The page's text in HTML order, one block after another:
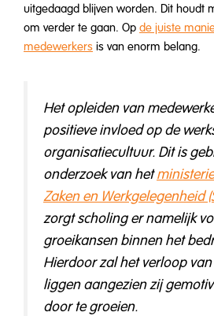
uitgedaagd blijven worden. Dit houdt
om verder te gaan. Op de juiste
medewerkers is van enorm belang.
Het opleiden van
positieve invloed op de
organisatiecultuur. Dit is
onderzoek van het
Zaken en Werkgelegenheid
zorgt scholing er namelijk
groeikansen binnen het
Hierdoor zal het verloop
liggen aangezien zij
door te groeien.